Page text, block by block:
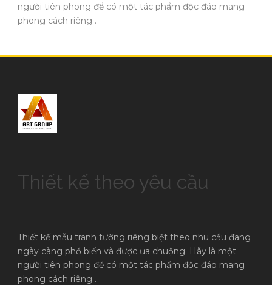
người tiên phong để có một tác phẩm độc đáo mang
phong cách riêng .
Thiết kế theo yêu cầu
Thiết kế mẫu tranh tường riêng biệt theo nhu cầu đang
ngày càng phổ biến và được ưa chuộng. Hãy là một
người tiên phong để có một tác phẩm độc đáo mang
phong cách riêng .